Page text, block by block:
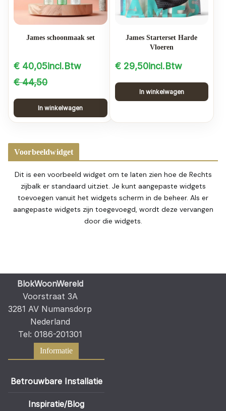
kan
gekozen
op
productpagina
James schoonmaak set
€44,50
Oorspronkelijke
prijs
was:
€ 40,05
Huidige
prijs
is:
incl.Btw
In winkelwagen
James Starterset Harde
Vloeren
€29,50incl.Btw
In winkelwagen
Voorbeeldwidget
Dit is een voorbeeld widget om te laten zien hoe de Rechts
zijbalk er standaard uitziet. Je kunt aangepaste widgets
toevoegen vanuit het widgets scherm in de beheer. Als er
aangepaste widgets zijn toegevoegd, wordt deze vervangen
door die widgets.
BlokWoonWereld
Voorstraat 3A
3281 AV Numansdorp
Nederland
Tel: 0186-201301
Informatie
Betrouwbare Installatie
Inspiratie/Blog